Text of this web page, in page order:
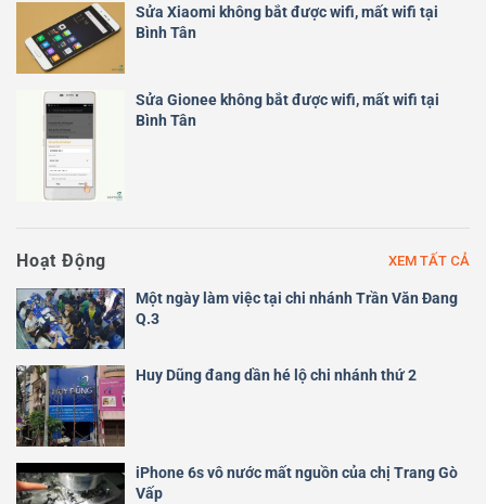
Sửa Xiaomi không bắt được wifi, mất wifi tại
Bình Tân
Sửa Gionee không bắt được wifi, mất wifi tại
Bình Tân
Hoạt Động XEM TẤT CẢ
Một ngày làm việc tại chi nhánh Trần Văn Đang
Q.3
Huy Dũng đang dần hé lộ chi nhánh thứ 2
iPhone 6s vô nước mất nguồn của chị Trang Gò
Vấp